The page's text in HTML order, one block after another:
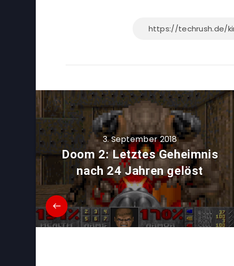
3. September 2018
Doom 2: Letztes Geheimnis
nach 24 Jahren gelöst